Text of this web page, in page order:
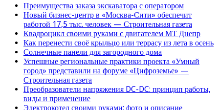
Преимущества заказа экскаватора с оператором
Новый бизнес-центр в «Москва-Сити» обеспечит
работой 17,5 тыс. человек — Строительная газета
Квадроцикл своими руками с двигателем МТ Днепр
Как перенести своё крыльцо или террасу из лета в осень
Солнечные панели для загородного дома
Успешные региональные практики проекта «Умный
город» представили на форуме «Цифроземье» —
Строительная газета
Преобразователи напряжения DC-DC: принцип работы,
виды и применение
Электрокотел своими руками: фото и описание